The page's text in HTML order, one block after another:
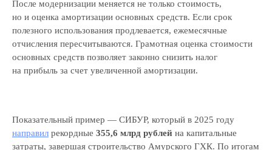
После модернизации меняется не только стоимость,
но и оценка амортизации основных средств. Если срок
полезного использования продлевается, ежемесячные
отчисления пересчитываются. Грамотная оценка стоимости
основных средств позволяет законно снизить налог
на прибыль за счет увеличенной амортизации.
Показательный пример — СИБУР, который в 2025 году
направил рекордные 355,6 млрд рублей на капитальные
затраты, завершая строительство Амурского ГХК. По итогам